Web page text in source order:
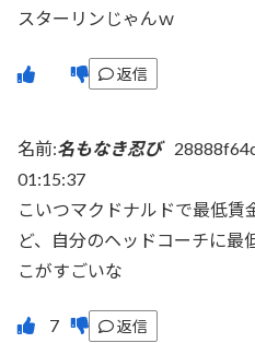
スターリンじゃんｗ
返信
名前:名もなき忍び
01:15:37
こいつマクドナルドで最低賃
ど、自分のヘッドコーチに最
こがすごいな
返信